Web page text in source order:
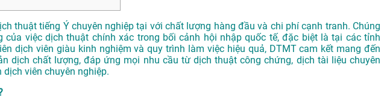
thuật tiếng Ý chuyên nghiệp tại với chất lượng hàng đầu và chi phí cạnh tranh. Chúng
của việc dịch thuật chính xác trong bối cảnh hội nhập quốc tế, đặc biệt là tại các tỉnh
dịch viên giàu kinh nghiệm và quy trình làm việc hiệu quả, DTMT cam kết mang đến
dịch chất lượng, đáp ứng mọi nhu cầu từ dịch thuật công chứng, dịch tài liệu chuyên
viên chuyên nghiệp.